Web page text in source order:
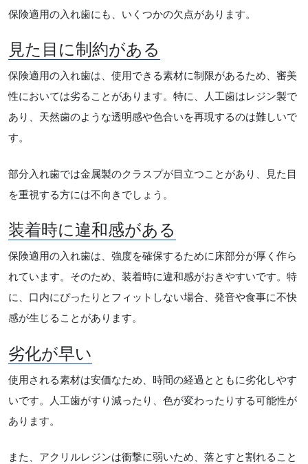
保険適用の入れ歯にも、いくつかの欠点があります。
見た目に制約がある
保険適用の入れ歯は、使用できる素材に制限があるため、審美
性においては劣ることがあります。特に、人工歯はレジン製で
あり、天然歯のような透明感や色合いを再現するのは難しいで
す。
部分入れ歯では金属製のクラスプが目立つことがあり、見た目
を重視する方には不向きでしょう。
装着時に違和感がある
保険適用の入れ歯は、強度を確保するために床部分が厚く作ら
れています。そのため、装着時に違和感がおきやすいです。特
に、口内にぴったりとフィットしない場合、発音や食事に不快
感が生じることがあります。
劣化が早い
使用される素材は安価なため、時間の経過とともに劣化しやす
いです。人工歯がすり減ったり、色が変わったりする可能性が
あります。
また、アクリルレジンは衝撃に弱いため、落とすと割れること